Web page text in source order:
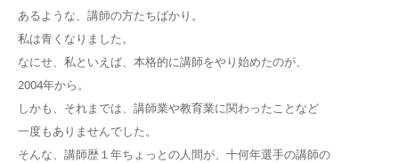
あるような、講師の方たちばかり。
私は青くなりました。
なにせ、私といえば、本格的に講師をやり始めたのが、
2004年から。
しかも、それまでは、講師業や教育業に関わったことなど
一度もありませんでした。
そんな、講師歴１年ちょっとの人間が、十何年選手の講師の